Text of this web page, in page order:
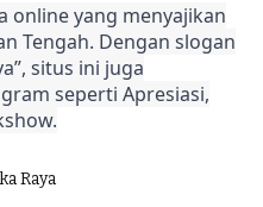
online yang menyajikan
Tengah. Dengan slogan
situs ini juga
seperti Apresiasi,
Raya